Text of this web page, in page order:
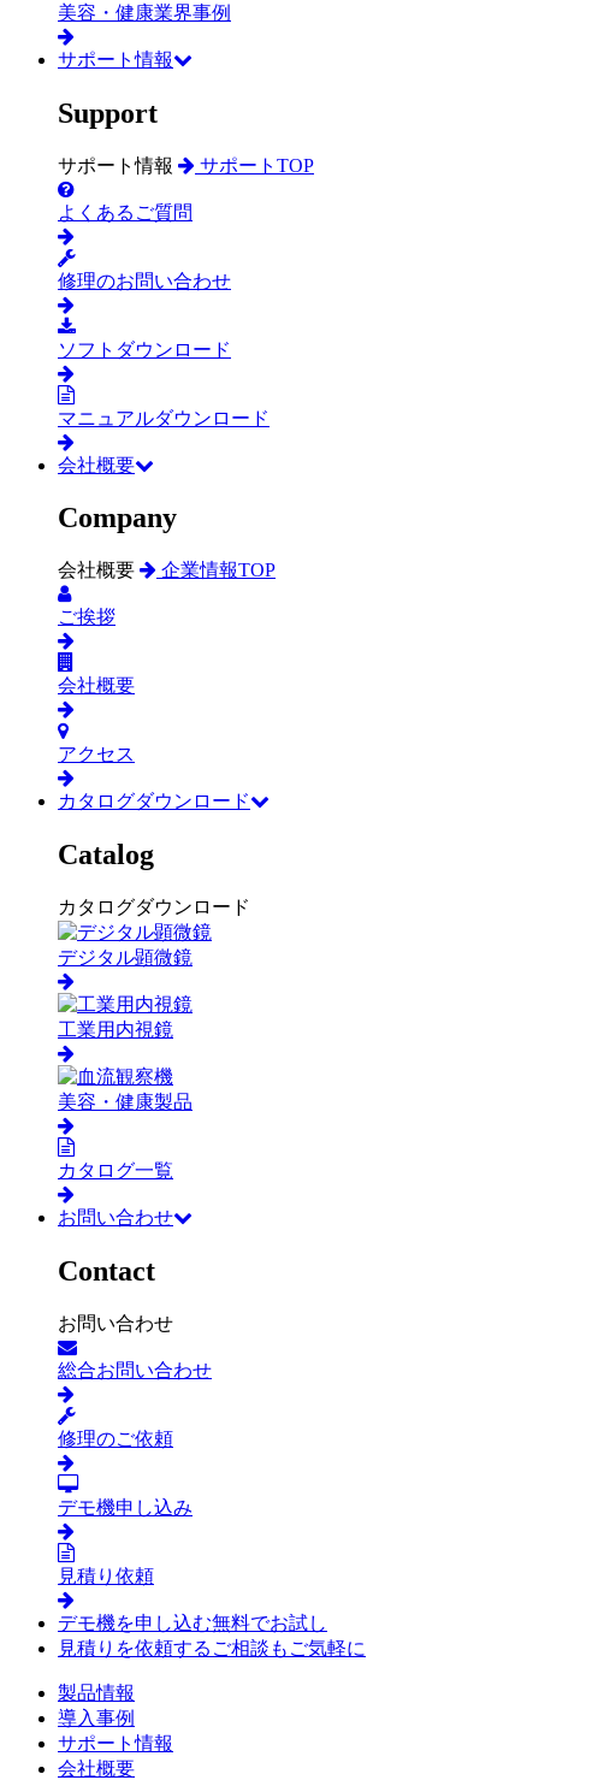
美容・健康業界事例
サポート情報
Support
サポート情報 サポートTOP
よくあるご質問
修理のお問い合わせ
ソフトダウンロード
マニュアルダウンロード
会社概要
Company
会社概要 企業情報TOP
ご挨拶
会社概要
アクセス
カタログダウンロード
Catalog
カタログダウンロード
デジタル顕微鏡
工業用内視鏡
美容・健康製品
カタログ一覧
お問い合わせ
Contact
お問い合わせ
総合お問い合わせ
修理のご依頼
デモ機申し込み
見積り依頼
デモ機を申し込む無料でお試し
見積りを依頼する ご相談もご気軽に
製品情報
導入事例
サポート情報
会社概要